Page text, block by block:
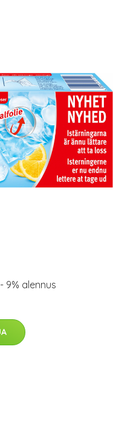
9% alennus